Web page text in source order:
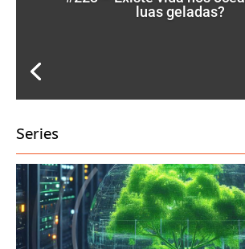
luas geladas?
Series